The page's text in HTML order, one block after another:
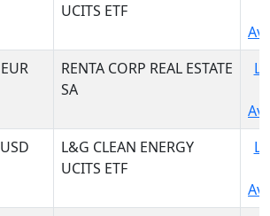
UCITS ETF
EUR
RENTA CORP REAL ESTATE
SA
USD
L&G CLEAN ENERGY
UCITS ETF